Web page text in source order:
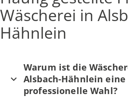
Wäscherei in
Hähnlein
Warum ist die
Alsbach-Hähnlein eine
professionelle Wahl?